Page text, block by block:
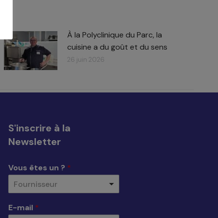
À la Polyclinique du Parc, la
cuisine a du goût et du sens
26 juin 2026
S'inscrire à la
Newsletter
Vous êtes un ? *
Fournisseur
E-mail *